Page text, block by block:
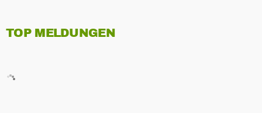
TOP MELDUNGEN